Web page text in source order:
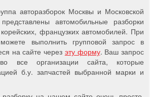
авторазборок Москвы и Московской
автомобильные разборки
французких автомобилей. При
выполнить групповой запрос в
на сайте через эту форму. Ваш запрос
все организации сайта, которые
б.у. запчастей выбранной марки и